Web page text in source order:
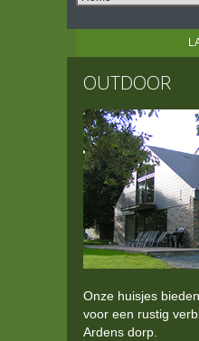
OUTDOOR
Onze huisjes
voor een rustig
Ardens dorp.